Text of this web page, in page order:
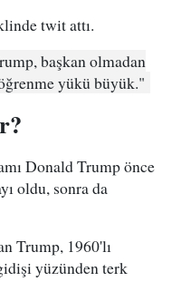
twit attı.
başkan olmadan
yükü büyük."
Donald Trump önce
oldu, sonra da
Trump, 1960'lı
yüzünden terk